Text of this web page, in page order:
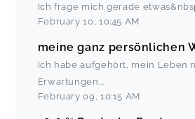
Ich frage mich gerade
February 10 10:45 AM
meine ganz persönlichen
Ich habe aufgehört, mein Leben
Erwartungen ...
February 09 10:15 AM